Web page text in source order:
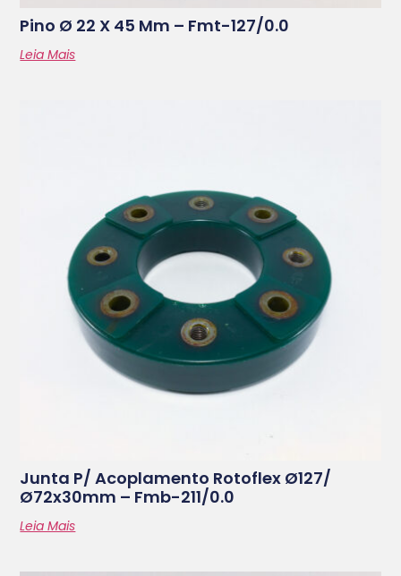
Pino Ø 22 X 45 Mm – Fmt-127/0.0
Leia Mais
Junta P/ Acoplamento Rotoflex Ø127/
Ø72x30mm – Fmb-211/0.0
Leia Mais